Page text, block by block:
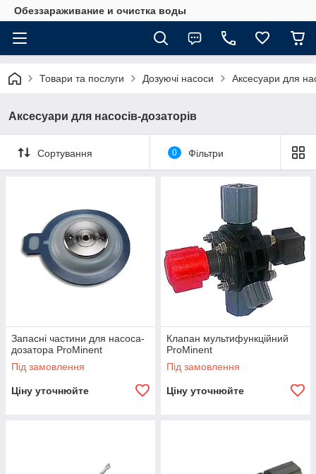
Обеззараживание и очистка воды
Товари та послуги Дозуючі насоси Аксесуари для
Аксесуари для насосів-дозаторів
Сортування 0 Фільтри
Запасні частини для насоса-
дозатора ProMinent
Під замовлення
Ціну уточнюйте
Клапан мультифункційний
ProMinent
Під замовлення
Ціну уточнюйте